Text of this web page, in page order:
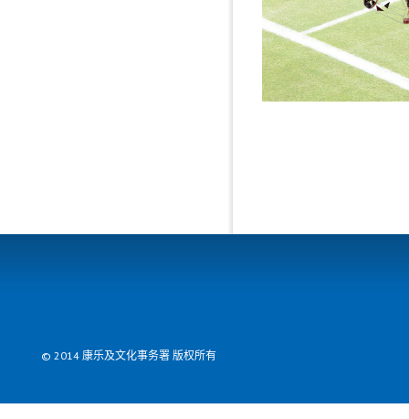
© 2014 康乐及文化事务署 版权所有